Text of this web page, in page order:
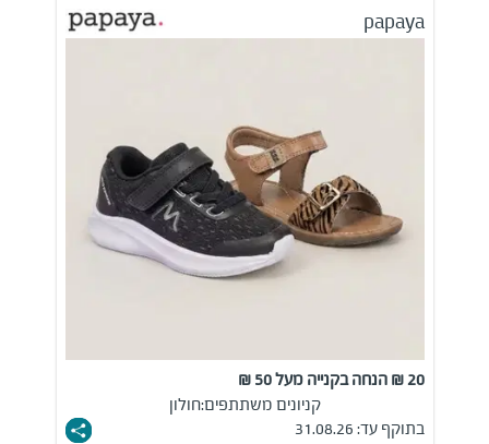
papaya
20 ₪ הנחה בקנייה מעל 50 ₪
קניונים משתתפים:חולון
בתוקף עד: 31.08.26